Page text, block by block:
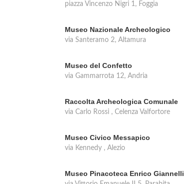
piazza Vincenzo Nigri 1, Foggia
Museo Nazionale Archeologico
via Santeramo 2, Altamura
Museo del Confetto
via Gammarrota 12, Andria
Raccolta Archeologica Comunale
via Carlo Rossi , Celenza Valfortore
Museo Civico Messapico
via Kennedy , Alezio
Museo Pinacoteca Enrico Giannelli